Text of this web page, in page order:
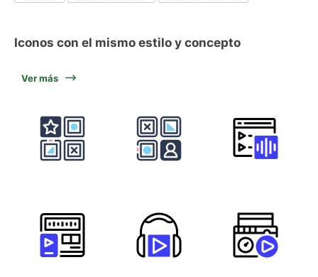
Iconos con el mismo estilo y concepto
Ver más